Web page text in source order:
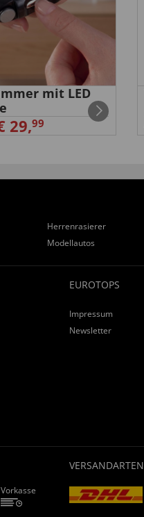
mit LED
29,99
Herrenrasierer
Modellautos
EUROTOPS
Impressum
Newsletter
Vorkasse
VERSANDARTEN